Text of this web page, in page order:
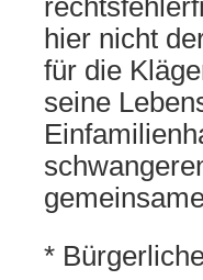
hier nicht
für die
seine
*